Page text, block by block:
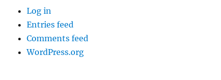
Log in
Entries feed
Comments feed
WordPress.org